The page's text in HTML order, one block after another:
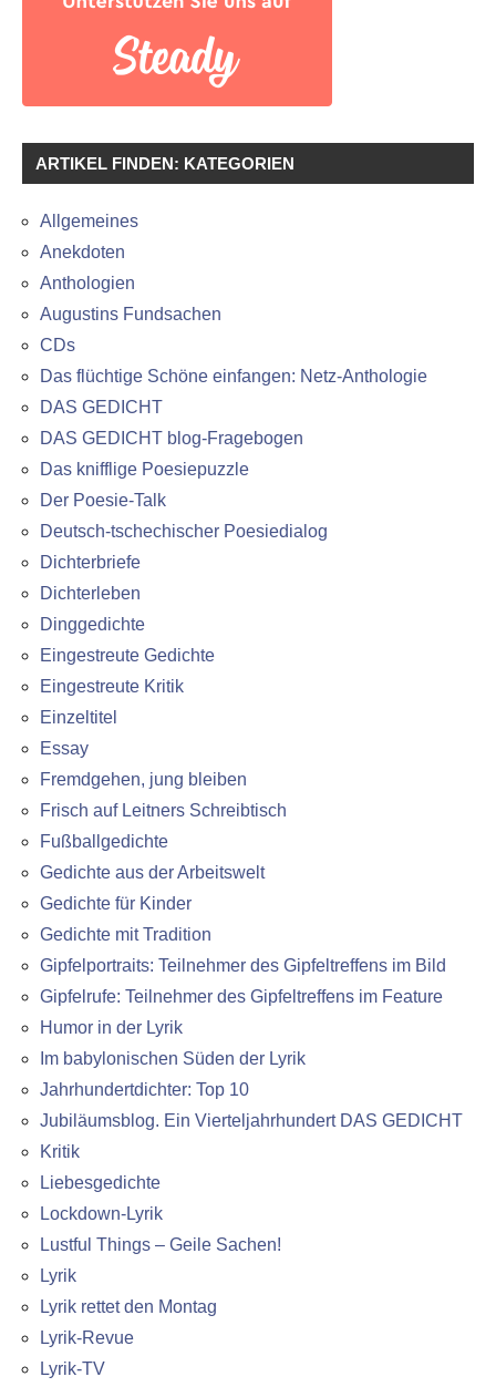
ARTIKEL FINDEN: KATEGORIEN
Allgemeines
Anekdoten
Anthologien
Augustins Fundsachen
CDs
Das flüchtige Schöne einfangen: Netz-Anthologie
DAS GEDICHT
DAS GEDICHT blog-Fragebogen
Das knifflige Poesiepuzzle
Der Poesie-Talk
Deutsch-tschechischer Poesiedialog
Dichterbriefe
Dichterleben
Dinggedichte
Eingestreute Gedichte
Eingestreute Kritik
Einzeltitel
Essay
Fremdgehen, jung bleiben
Frisch auf Leitners Schreibtisch
Fußballgedichte
Gedichte aus der Arbeitswelt
Gedichte für Kinder
Gedichte mit Tradition
Gipfelportraits: Teilnehmer des Gipfeltreffens im Bild
Gipfelrufe: Teilnehmer des Gipfeltreffens im Feature
Humor in der Lyrik
Im babylonischen Süden der Lyrik
Jahrhundertdichter: Top 10
Jubiläumsblog. Ein Vierteljahrhundert DAS GEDICHT
Kritik
Liebesgedichte
Lockdown-Lyrik
Lustful Things – Geile Sachen!
Lyrik
Lyrik rettet den Montag
Lyrik-Revue
Lyrik-TV